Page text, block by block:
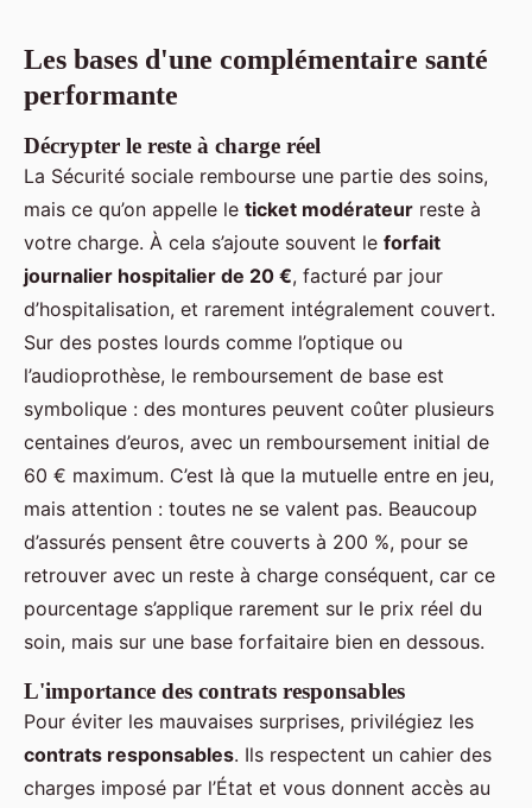
Les bases d'une complémentaire santé
performante
Décrypter le reste à charge réel
La Sécurité sociale rembourse une partie des soins,
mais ce qu’on appelle le ticket modérateur reste à
votre charge. À cela s’ajoute souvent le forfait
journalier hospitalier de 20 €, facturé par jour
d’hospitalisation, et rarement intégralement couvert.
Sur des postes lourds comme l’optique ou
l’audioprothèse, le remboursement de base est
symbolique : des montures peuvent coûter plusieurs
centaines d’euros, avec un remboursement initial de
60 € maximum. C’est là que la mutuelle entre en jeu,
mais attention : toutes ne se valent pas. Beaucoup
d’assurés pensent être couverts à 200 %, pour se
retrouver avec un reste à charge conséquent, car ce
pourcentage s’applique rarement sur le prix réel du
soin, mais sur une base forfaitaire bien en dessous.
L'importance des contrats responsables
Pour éviter les mauvaises surprises, privilégiez les
contrats responsables. Ils respectent un cahier des
charges imposé par l’État et vous donnent accès au